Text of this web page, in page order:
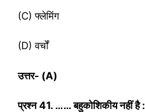
(C) फ्लेमिंग
(D) वर्चों
उत्तर- (A)
प्रश्‍न41. …… बहुकोशिकीय नहीं है :